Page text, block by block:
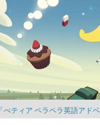
「べティア ペラペラ英語アド